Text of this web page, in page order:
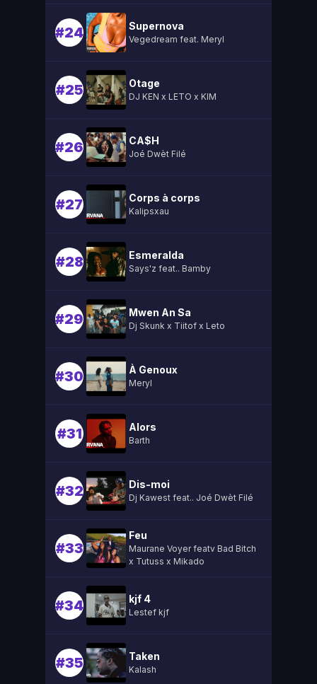
#24 Supernova
Vegedream feat. Meryl
#25 Otage
DJ KEN x LETO x KIM
#26 CA$H
Joé Dwèt Filé
#27 Corps à corps
Kalipsxau
#28 Esmeralda
Says'z feat.. Bamby
#29 Mwen An Sa
Dj Skunk x Tiitof x Leto
#30 À Genoux
Meryl
#31 Alors
Barth
#32 Dis-moi
Dj Kawest feat.. Joé Dwèt Filé
#33
Feu
Maurane Voyer featv Bad Bitch
x Tutuss x Mikado
#34 kjf 4
Lestef kjf
#35 Taken
Kalash